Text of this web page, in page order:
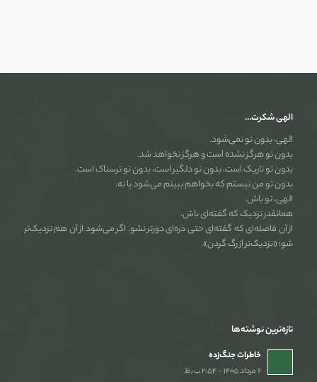
الهی شکرت…
الهی، بدون تو نمی‌شود.
بدون تو هرگز نشده است و هرگز نخواهد شد.
بدون تو تاریک است، بدون تو دلگیر است، بدون تو ترسناک است.
بدون تو من نیستم که بخواهم ببینم می‌شود یا نه.
الهی، تو باش.
همانقدر نزدیک که گفته‌ای باش.
از آن فاصله‌ای که گفته‌ای حتی ذره‌ای دورتر نشو. اگر می‌شود از آن هم نزدیک‌تر
شو؛ «نزدیک‌تر از رگ گردن».
تازه‌ترین نوشته‌ها
خاطرات جنگ‌‌زده
۶ مرداد ۱۴۰۵ - ۲:۵۴ ب٫ظ